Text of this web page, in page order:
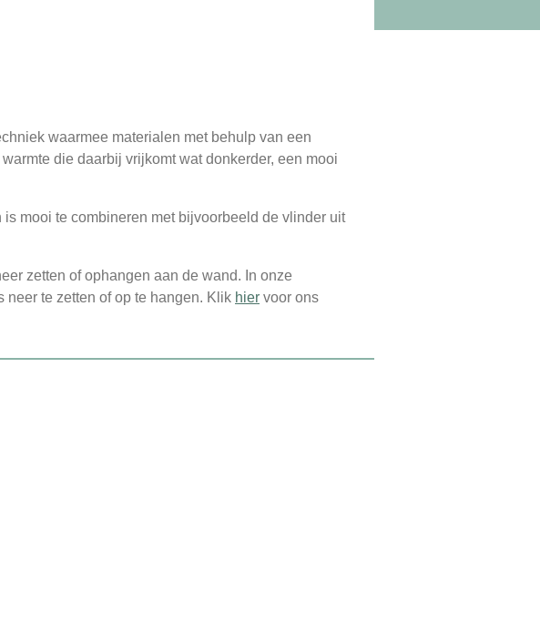
waarmee materialen met behulp van een
die daarbij vrijkomt wat donkerder, een mooi
mooi te combineren met bijvoorbeeld de vlinder uit
zetten of ophangen aan de wand. In onze
te zetten of op te hangen. Klik hier voor ons